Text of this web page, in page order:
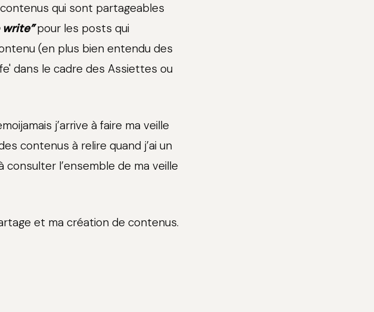
qui sont partageables
write”pour les posts qui
(en plus bien entendu des
dans le cadre des Assiettes ou
j’arrive à faire ma veille
contenus à relire quand j’ai un
l’ensemble de ma veille
et ma création de contenus.